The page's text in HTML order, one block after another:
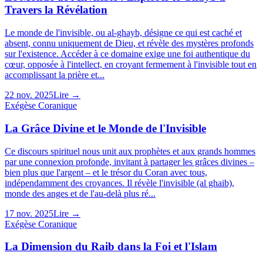
Travers la Révélation
Le monde de l'invisible, ou al-ghayb, désigne ce qui est caché et
absent, connu uniquement de Dieu, et révèle des mystères profonds
sur l'existence. Accéder à ce domaine exige une foi authentique du
cœur, opposée à l'intellect, en croyant fermement à l'invisible tout en
accomplissant la prière et...
22 nov. 2025Lire →
Exégèse Coranique
La Grâce Divine et le Monde de l'Invisible
Ce discours spirituel nous unit aux prophètes et aux grands hommes
par une connexion profonde, invitant à partager les grâces divines –
bien plus que l'argent – et le trésor du Coran avec tous,
indépendamment des croyances. Il révèle l'invisible (al ghaib),
monde des anges et de l'au-delà plus ré...
17 nov. 2025Lire →
Exégèse Coranique
La Dimension du Raib dans la Foi et l'Islam